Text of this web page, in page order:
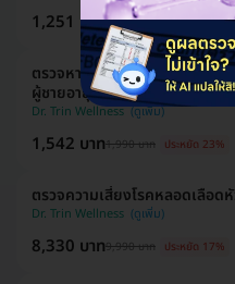
1,251 บาท1,990 บาท ประหยัด 37%
ตรวจหาสารบ่งชี้มะเร็งต่อมลูกห
ผู้ชายอายุ 40 ปีขึ้นไป
Dr. Trin Wellness
1,542 บาท1,990 บาท ประหยัด 23%
ตรวจความเสี่ยงโรคหลอดเลือด
Dr. Trin Wellness
8,330 บาท9,990 บาท ประหยัด 17%